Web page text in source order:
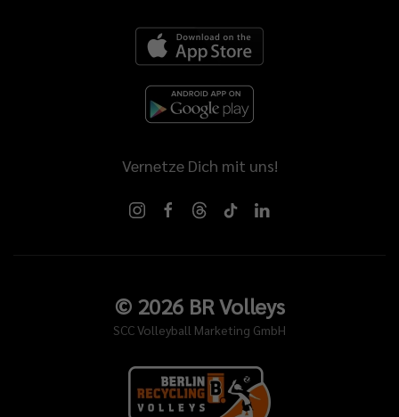
Vernetze Dich mit uns!
© 2026BR Volleys
SCC Volleyball Marketing GmbH